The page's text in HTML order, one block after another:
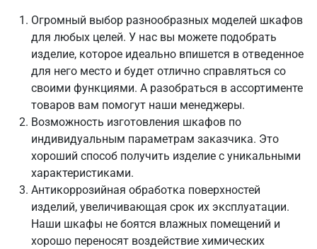
Огромный выбор разнообразных моделей шкафов
для любых целей. У нас вы можете подобрать
изделие, которое идеально впишется в отведенное
для него место и будет отлично справляться со
своими функциями. А разобраться в ассортименте
товаров вам помогут наши менеджеры.
Возможность изготовления шкафов по
индивидуальным параметрам заказчика. Это
хороший способ получить изделие с уникальными
характеристиками.
Антикоррозийная обработка поверхностей
изделий, увеличивающая срок их эксплуатации.
Наши шкафы не боятся влажных помещений и
хорошо переносят воздействие химических